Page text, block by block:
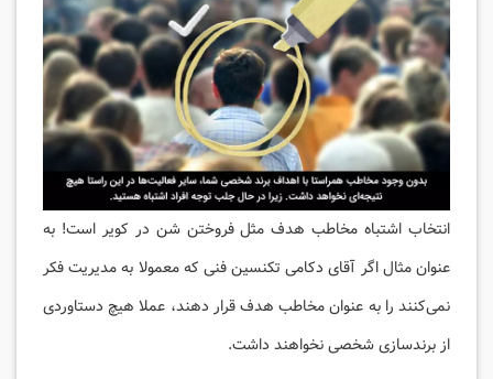
انتخاب اشتباه مخاطب هدف مثل فروختن شن در کویر است! به
عنوان مثال اگر آقای دکامی تکنسین فنی که معمولا به مدیریت فکر
نمی‌کنند را به عنوان مخاطب هدف قرار دهند، عملا هیچ دستاوردی
از برندسازی شخصی نخواهند داشت.